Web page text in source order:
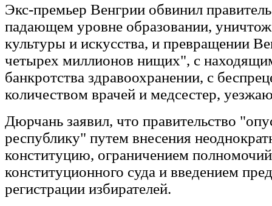
Экс-премьер Венгрии обвинил
падающем уровне образовании,
культуры и искусства, и превращении
четырех миллионов нищих", с
банкротства здравоохранении, с
количеством врачей и медсестер,
Дюрчань заявил, что правительство
республику" путем внесения
конституцию, ограничением полномочий
конституционного суда и введением
регистрации избирателей.